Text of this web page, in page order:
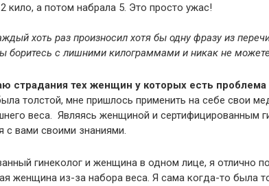
кило, а потом набрала 5. Это просто ужас!
хоть раз произносил хотя бы одну фразу из
боритесь с лишними килограммами и никак не
страдания тех женщин у которых есть
толстой, мне пришлось применить на себе свои
веса. Являясь женщиной и сертифицированным
с вами своими знаниями.
гинеколог и женщина в одном лице, я отлично
женщина из-за набора веса. Я сама когда-то была